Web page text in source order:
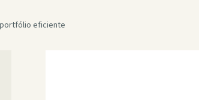
eficiente